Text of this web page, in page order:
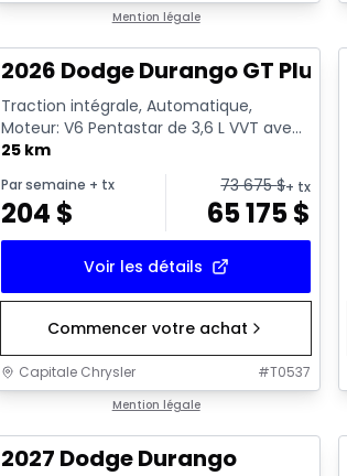
Mention légale
2026 Dodge Durango GT Plus
Traction intégrale, Automatique,
Moteur: V6 Pentastar de 3,6 L VVT avec
arrêt au ralenti - 6 Cyl. - ...
25 km
Par semaine + tx
204 $
73 675$+ tx
65 175$
Voir les détails
Commencer votre achat
Capitale Chrysler #T0537
Mention légale
2027 Dodge Durango